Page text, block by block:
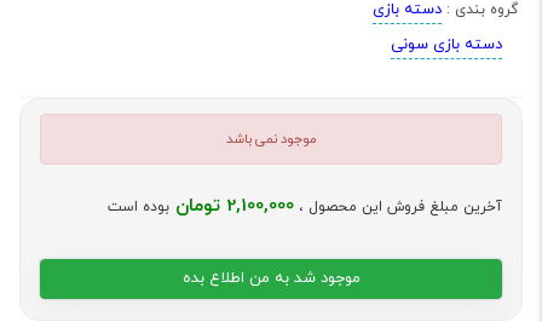
گروه بندی : دسته بازی
دسته بازی سونی
موجود نمی باشد
آخرین مبلغ فروش این محصول ، 2,100,000 تومان بوده است
موجود شد به من اطلاع بده